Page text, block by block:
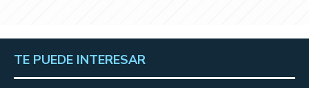
TE PUEDE INTERESAR